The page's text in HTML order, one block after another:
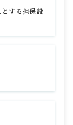
する担保設